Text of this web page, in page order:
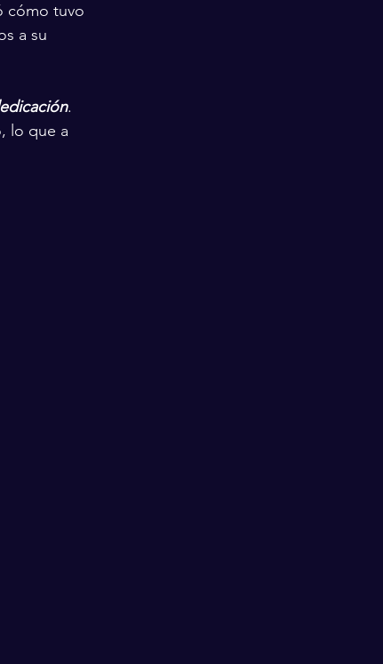
cómo tuvo
a su
.
lo que a